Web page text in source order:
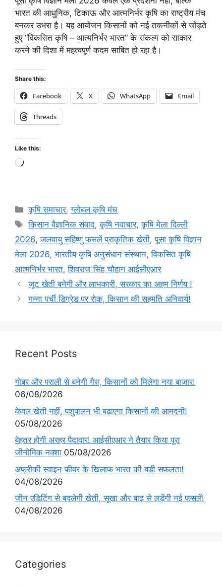
भारत की आधुनिक, टिकाऊ और आत्मनिर्भर कृषि का राष्ट्रीय मंच
बनकर उभरा है। यह आयोजन किसानों को नई तकनीकों से जोड़ते
हुए “विकसित कृषि – आत्मनिर्भर भारत” के संकल्प को साकार
करने की दिशा में महत्वपूर्ण कदम साबित हो रहा है।
Share this:
Facebook X WhatsApp Email
Threads
Like this:
कृषि समाचार,ग्लोबल कृषि मंच
किसान वैज्ञानिक संवाद,कृषि नवाचार,कृषि मेला दिल्ली
2026,जलवायु सहिष्णु फसलें प्राकृतिक खेती,पूसा कृषि विज्ञान
मेला 2026, भारतीय कृषि अनुसंधान संस्थान,विकसित कृषि
आत्मनिर्भर भारत,शिवराज सिंह चौहान आईसीएआर
जूट खेती बनेगी और लाभकारी, सरकार का अहम निर्णय !
गन्ना पर्ची डिग्रेड पर रोक, किसान की सहमति अनिवार्य!
Recent Posts
गोबर और पराली से बनेगी गैस, किसानों को मिलेगा नया बाजार!
06/08/2026
केवल खेती नहीं, पशुपालन भी बढ़ाएगा किसानों की आमदनी!
05/08/2026
बेहतर होगी अरहर पैदावार! आईसीएआर ने तैयार किया पूरा
जीनोमिक नक्शा 05/08/2026
अफ्रीकी स्वाइन फीवर के खिलाफ भारत की बड़ी सफलता!
04/08/2026
जीन एडिटिंग से बदलेगी खेती, सूखा और बाढ़ से लड़ेंगी नई फसलें!
04/08/2026
Categories